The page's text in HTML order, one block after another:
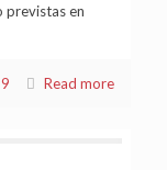
previstas en
9 Read more